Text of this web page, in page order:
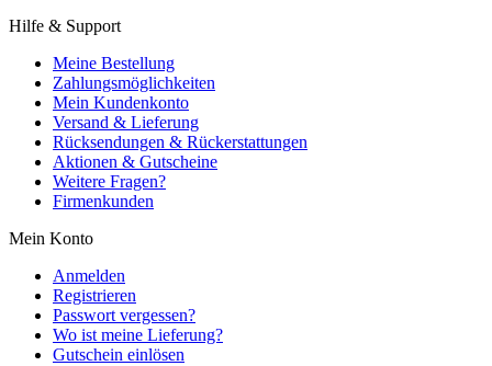
Hilfe & Support
Meine Bestellung
Zahlungsmöglichkeiten
Mein Kundenkonto
Versand & Lieferung
Rücksendungen & Rückerstattungen
Aktionen & Gutscheine
Weitere Fragen?
Firmenkunden
Mein Konto
Anmelden
Registrieren
Passwort vergessen?
Wo ist meine Lieferung?
Gutschein einlösen